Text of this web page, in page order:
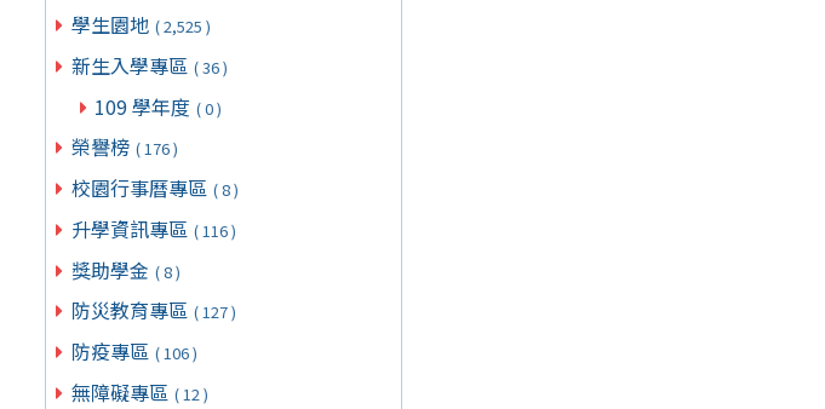
學生園地 ( 2,525 )
新生入學專區 ( 36 )
109 學年度 ( 0 )
榮譽榜 ( 176 )
校園行事曆專區 ( 8 )
升學資訊專區 ( 116 )
獎助學金 ( 8 )
防災教育專區 ( 127 )
防疫專區 ( 106 )
無障礙專區 ( 12 )